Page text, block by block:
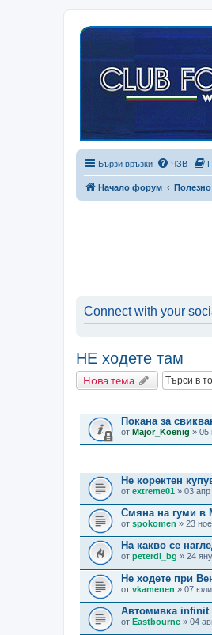
Бързи връзки ЧЗВ
Начало форум Полезно
Connect with your
НЕ ходете там
Нова тема
Покана за
от Major_Koenig » 05
Не коректен
от extreme01 » 03
Смяна на гуми в
от spokomen » 23
На какво се
от peterdi_bg » 24
Не ходете при
от vkamenen » 07
Автомивка infinit
от Eastbourne » 04